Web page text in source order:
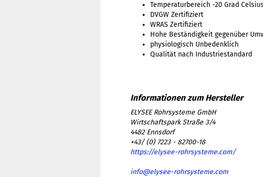
Temperaturbereich -20 Grad
DVGW Zertifiziert
WRAS Zertifiziert
Hohe Beständigkeit gegenüber
physiologisch Unbedenklich
Qualität nach Industriestandard
ELYSEE Rohrsysteme GmbH
Wirtschaftspark Straße 3/4
4482 Ennsdorf
+43/ (0) 7223 - 82700-18
https://elysee-rohrsysteme.com/
info@elysee-rohrsysteme.com